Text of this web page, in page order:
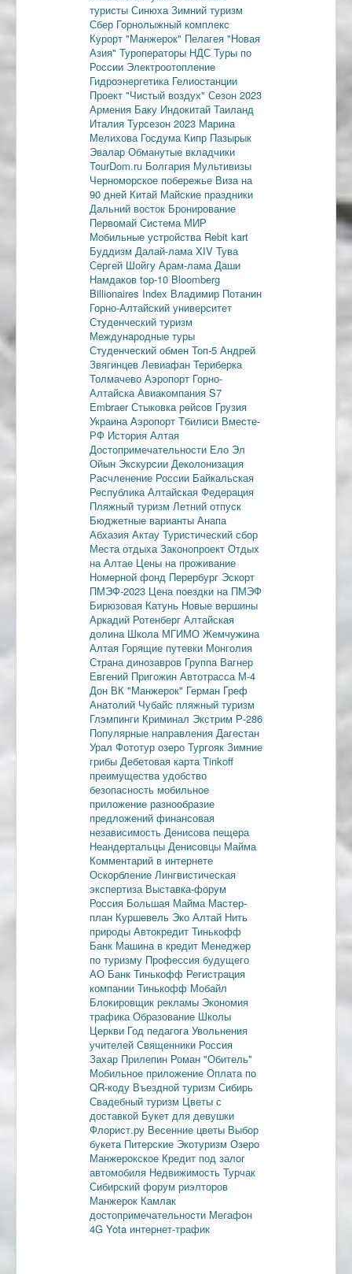
туристы Синюха Зимний туризм
Сбер Горнолыжный комплекс
Курорт "Манжерок" Пелагея "Новая
Азия" Туроператоры НДС Туры по
России Электроотопление
Гидроэнергетика Гелиостанции
Проект "Чистый воздух" Сезон 2023
Армения Баку Индокитай Таиланд
Италия Турсезон 2023 Марина
Мелихова Госдума Кипр Пазырык
Эвалар Обманутые вкладчики
TourDom.ru Болгария Мультивизы
Черноморское побережье Виза на
90 дней Китай Майские праздники
Дальний восток Бронирование
Первомай Система МИР
Мобильные устройства Rebit kart
Буддизм Далай-лама XIV Тува
Сергей Шойгу Арам-лама Даши
Намдаков top-10 Bloomberg
Billionaires Index Владимир Потанин
Горно-Алтайский университет
Студенческий туризм
Международные туры
Студенческий обмен Топ-5 Андрей
Звягинцев Левиафан Териберка
Толмачево Аэропорт Горно-
Алтайска Авиакомпания S7
EmbraerСтыковка рейсов Грузия
Украина Аэропорт Тбилиси Вместе-
РФ История Алтая
Достопримечательности Ело Эл
Ойын Экскурсии Деколонизация
Расчленение России Байкальская
Республика Алтайская Федерация
Пляжный туризм Летний отпуск
Бюджетные варианты Анапа
Абхазия Актау Туристический сбор
Места отдыха Законопроект Отдых
на Алтае Цены на проживание
Номерной фонд Перербург Эскорт
ПМЭФ-2023 Цена поездки на ПМЭФ
Бирюзовая Катунь Новые вершины
Аркадий Ротенберг Алтайская
долина Школа МГИМО Жемчужина
Алтая Горящие путевки Монголия
Страна динозавров Группа Вагнер
Евгений Пригожин Автотрасса М-4
Дон ВК "Манжерок" Герман Греф
Анатолий Чубайс пляжный туризм
Глэмпинги Криминал Экстрим Р-286
Популярные направления Дагестан
Урал Фототур озеро Тургояк Зимние
грибы Дебетовая карта Tinkoff
преимущества удобство
безопасность мобильное
приложение разнообразие
предложений финансовая
независимость Денисова пещера
Неандертальцы Денисовцы Майма
Комментарий в интернете
Оскорбление Лингвистическая
экспертиза Выставка-форум
Россия Большая Майма Мастер-
план Куршевель Эко Алтай Нить
природы Автокредит Тинькофф
Банк Машина в кредит Менеджер
по туризму Профессия будущего
АО Банк Тинькофф Регистрация
компании Тинькофф Мобайл
Блокировщик рекламы Экономия
трафика Образование Школы
Церкви Год педагога Увольнения
учителей Священники Россия
Захар Прилепин Роман "Обитель"
Мобильное приложение Оплата по
QR-коду Въездной туризм Сибирь
Свадебный туризм Цветы с
доставкой Букет для девушки
Флорист.ру Весенние цветы Выбор
букета Питерские Экотуризм Озеро
Манжерокское Кредит под залог
автомобиля Недвижимость Турчак
Сибирский форум риэлторов
Манжерок Камлак
достопримечательности Мегафон
4G Yota интернет-трафик